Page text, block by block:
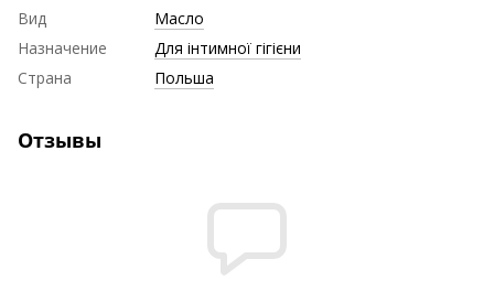
Вид
Масло
Назначение
Для інтимної гігієни
Страна
Польша
Отзывы